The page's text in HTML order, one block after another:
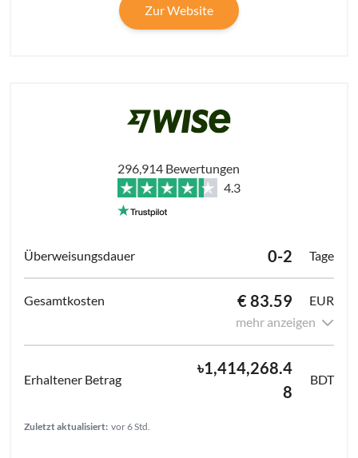
Zur Website
296,914 Bewertungen
4.3
0-2 Tage
€ 83.59
EUR
mehr anzeigen
৳1,414,268.4
8
BDT
Zuletzt aktualisiert: vor 6 Std.